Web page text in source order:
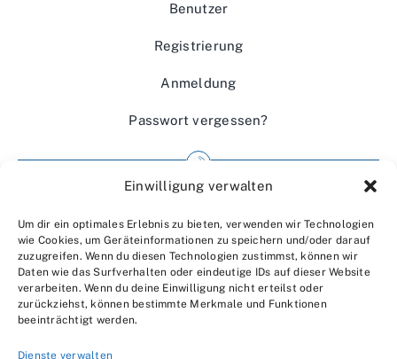
Einwilligung verwalten
Um dir ein optimales Erlebnis zu bieten, verwenden wir Technologien
wie Cookies, um Geräteinformationen zu speichern und/oder darauf
zuzugreifen. Wenn du diesen Technologien zustimmst, können wir
Daten wie das Surfverhalten oder eindeutige IDs auf dieser Website
verarbeiten. Wenn du deine Einwilligung nicht erteilst oder
zurückziehst, können bestimmte Merkmale und Funktionen
beeinträchtigt werden.
Dienste verwalten
Benutzer
Registrierung
Anmeldung
Passwort vergessen?
Wir über uns
Kontakt
Datenschutzerklärung